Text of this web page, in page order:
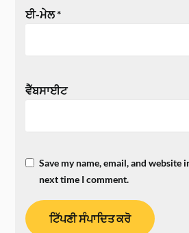
ਈ-ਮੇਲ*
ਵੈੱਬਸਾਈਟ
Save my name, email, and
next time I comment.